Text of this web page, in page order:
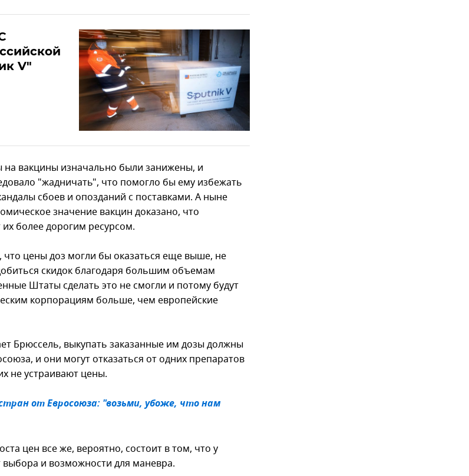
V"
на вакцины изначально были занижены, и
"жадничать", что помогло бы ему избежать
сбоев и опозданий с поставками. А ныне
значение вакцин доказано, что
более дорогим ресурсом.
что цены доз могли бы оказаться еще выше, не
скидок благодаря большим объемам
Штаты сделать это не смогли и потому будут
корпорациям больше, чем европейские
Брюссель, выкупать заказанные им дозы должны
и они могут отказаться от одних препаратов
не устраивают цены.
от Евросоюза: "возьми, убоже, что нам
цен все же, вероятно, состоит в том, что у
выбора и возможности для маневра.